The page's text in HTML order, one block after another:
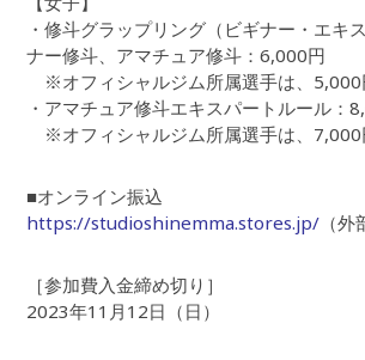
・修斗グラップリング（ビギナー・エキ
ナー修斗、アマチュア修斗：6,000円
※オフィシャルジム所属選手は、5,000
・アマチュア修斗エキスパートルール：
※オフィシャルジム所属選手は、7,000
■オンライン振込
https://studioshinemma.stores.jp/ （外
［参加費入金締め切り］
2023年11月12日（日）